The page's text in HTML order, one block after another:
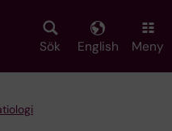
Sök English Meny